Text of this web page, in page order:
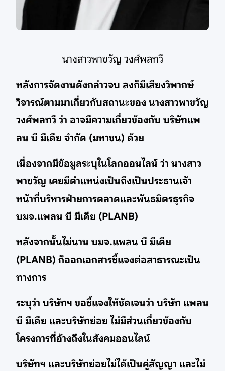
นางสาวพาขวัญ วงศ์พลทวี
หลังการจัดงานดังกล่าวจบ ลงก็มีเสียงวิพากษ์
วิจารณ์ตามมาเกี่ยวกับสถานะของ นางสาวพาขวัญ
วงศ์พลทวี ว่า อาจมีความเกี่ยวข้องกับ บริษัทแพ
ลน บี มีเดีย จำกัด (มหาชน) ด้วย
เนื่องจากมีข้อมูลระบุในโลกออนไลน์ ว่า นางสาว
พาขวัญ เคยมีตำแหน่งเป็นถึงเป็นประธานเจ้า
หน้าที่บริหารฝ่ายการตลาดและพันธมิตรธุรกิจ
บมจ.แพลน บี มีเดีย (PLANB)
หลังจากนั้นไม่นาน บมจ.แพลน บี มีเดีย
(PLANB) ก็ออกเอกสารชี้แจงต่อสาธารณะเป็น
ทางการ
ระบุว่า บริษัทฯ ขอชี้แจงให้ชัดเจนว่า บริษัท แพลน
บี มีเดีย และบริษัทย่อย ไม่มีส่วนเกี่ยวข้องกับ
โครงการที่อ้างถึงในสังคมออนไลน์
บริษัทฯ และบริษัทย่อยไม่ได้เป็นคู่สัญญา และไม่